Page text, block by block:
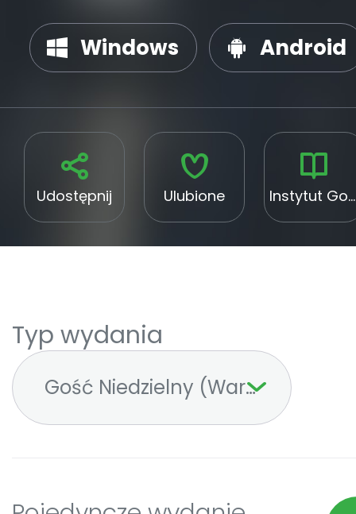
Windows Android
Udostępnij Ulubione Instytut Gość Media
Typ wydania
Gość Niedzielny (Warszawski)